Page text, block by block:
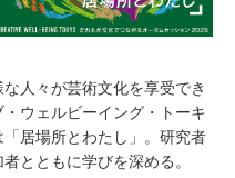
人々が芸術文化を享受でき
ウェルビーイング・トーキ
居場所とわたし」。研究者
とともに学びを深める。